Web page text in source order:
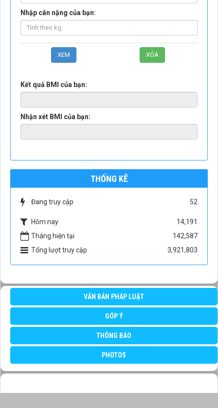
Nhập cân nặng của bạn:
Kết quả BMI của bạn:
Nhận xét BMI của bạn:
THỐNG KÊ
Đang truy cập 52
Hôm nay
14,191
Tháng hiện tại
142,587
Tổng lượt truy cập
3,921,803
VĂN BẢN PHÁP LUẬT
GÓP Ý
THÔNG BÁO
PHOTOS